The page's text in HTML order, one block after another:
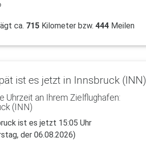
ca. 715 Kilometer bzw.444 Meilen
ist es jetzt in Innsbruck (INN)
Uhrzeit an Ihrem Zielflughafen:
(INN)
ist es jetzt 15:05 Uhr
der 06.08.2026)